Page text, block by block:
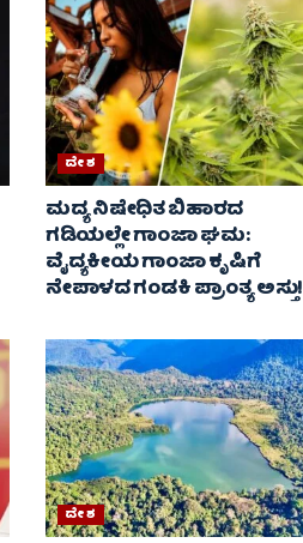
ದೇಶ
ಮದ್ಯ ನಿಷೇಧಿತ ಬಿಹಾರದ
ಗಡಿಯಲ್ಲೇ ಗಾಂಜಾ ಘಮ:
ವೈದ್ಯಕೀಯ ಗಾಂಜಾ ಕೃಷಿಗೆ
ನೇಪಾಳದ ಗಂಡಕಿ ಪ್ರಾಂತ್ಯ ಅಸ್ತು!
ದೇಶ